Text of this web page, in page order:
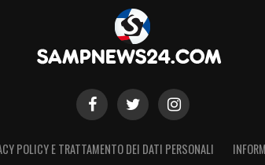
POLICY E TRATTAMENTO DEI DATI PERSONALI